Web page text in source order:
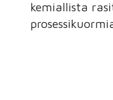
kemiallista